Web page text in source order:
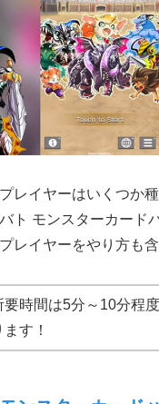
レイヤーはいくつか
ト モンスターカード
レイヤーをやり方も含
要時間は5分～10分程
ます！